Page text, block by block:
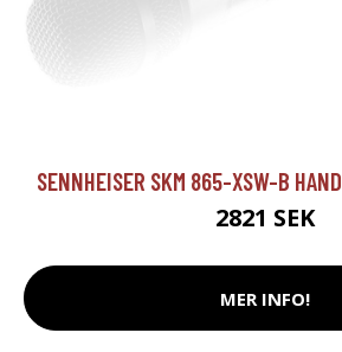
SENNHEISER SKM 865-XSW-B
2821 SEK
MER INFO!